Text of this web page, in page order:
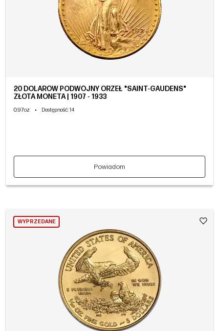
20 DOLARÓW PODWÓJNY ORZEŁ "SAINT-GAUDENS"
ZŁOTA MONETA | 1907 - 1933
0.97oz • Dostępność: 14
Powiadom
WYPRZEDANE